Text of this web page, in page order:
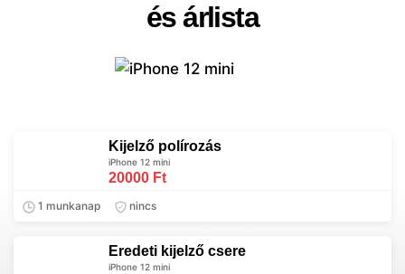
és árlista
Kijelző polírozás
iPhone 12 mini
20000 Ft
1 munkanap nincs
Eredeti kijelző csere
iPhone 12 mini